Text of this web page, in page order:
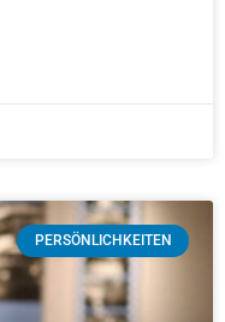
PERSÖNLICHKEITEN